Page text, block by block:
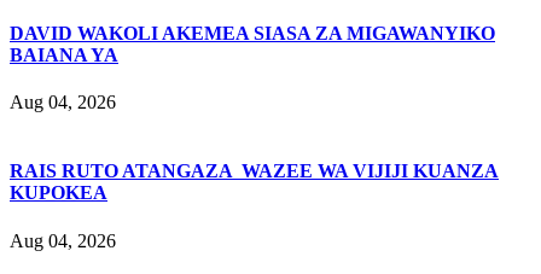
DAVID WAKOLI AKEMEA SIASA ZA MIGAWANYIKO
BAIANA YA
Aug 04, 2026
RAIS RUTO ATANGAZA WAZEE WA VIJIJI KUANZA
KUPOKEA
Aug 04, 2026